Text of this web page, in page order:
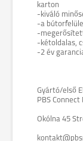
karton
-kiváló
-a
-
-kétoldalas,
-2 év
Gyártó/első
PBS Connect
Okólna 45